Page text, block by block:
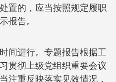
置的，应当按照规定履职
报告。
间进行。专题报告根据工
贯彻上级党组织重要会议
注重反映落实见效情况，